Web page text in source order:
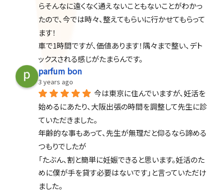
らそんなに遠くなく通えないこともないことがわかっ
たので、今では時々、整えてもらいに行かせてもらって
ます！
車で1時間ですが、価値あります！隅々まで整い、デト
ックスされる感じがたまらんです。
parfum bon
3 years ago
今は東京に住んでいますが、妊活を
始めるにあたり、大阪出張の時間を調整して先生に診
ていただきました。
年齢的な事もあって、先生が無理だと仰るなら諦める
つもりでしたが
「たぶん、割と簡単に妊娠できると思います。妊活のた
めに僕が手を貸す必要はないです」と言っていただけ
ました。